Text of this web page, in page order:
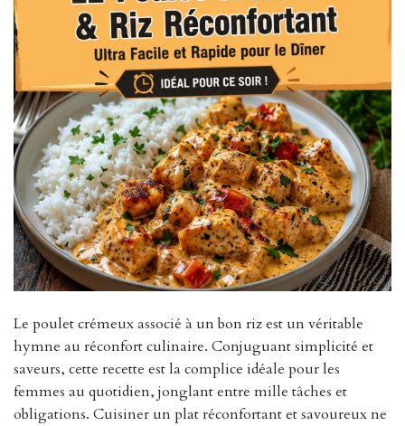
Le poulet crémeux associé à un bon riz est un véritable
hymne au réconfort culinaire. Conjuguant simplicité et
saveurs, cette recette est la complice idéale pour les
femmes au quotidien, jonglant entre mille tâches et
obligations. Cuisiner un plat réconfortant et savoureux ne